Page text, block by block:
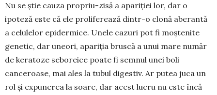
Nu se știe cauza propriu-zisă a apariției lor, dar o
ipoteză este că ele proliferează dintr-o clonă aberantă
a celulelor epidermice. Unele cazuri pot fi moștenite
genetic, dar uneori, apariția bruscă a unui mare număr
de keratoze seboreice poate fi sem­nul unei boli
canceroase, mai ales la tubul di­ges­tiv. Ar putea juca un
rol și expu­ne­rea la soare, dar acest lucru nu este încă